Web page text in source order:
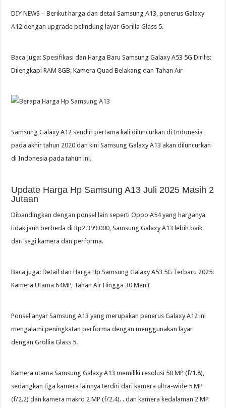
DIY NEWS – Berikut harga dan detail Samsung A13, penerus Galaxy
A12 dengan upgrade pelindung layar Gorilla Glass 5.
Baca Juga: Spesifikasi dan Harga Baru Samsung Galaxy A53 5G Dirilis:
Dilengkapi RAM 8GB, Kamera Quad Belakang dan Tahan Air
Samsung Galaxy A12 sendiri pertama kali diluncurkan di Indonesia
pada akhir tahun 2020 dan kini Samsung Galaxy A13 akan diluncurkan
di Indonesia pada tahun ini.
Update Harga Hp Samsung A13 Juli 2025 Masih 2
Jutaan
Dibandingkan dengan ponsel lain seperti Oppo A54 yang harganya
tidak jauh berbeda di Rp2.399.000, Samsung Galaxy A13 lebih baik
dari segi kamera dan performa.
Baca juga: Detail dan Harga Hp Samsung Galaxy A53 5G Terbaru 2025:
Kamera Utama 64MP, Tahan Air Hingga 30 Menit
Ponsel anyar Samsung A13 yang merupakan penerus Galaxy A12 ini
mengalami peningkatan performa dengan menggunakan layar
dengan Grollia Glass 5.
Kamera utama Samsung Galaxy A13 memiliki resolusi 50 MP (f/1.8),
sedangkan tiga kamera lainnya terdiri dari kamera ultra-wide 5 MP
(f/2.2) dan kamera makro 2 MP (f/2.4). . dan kamera kedalaman 2 MP